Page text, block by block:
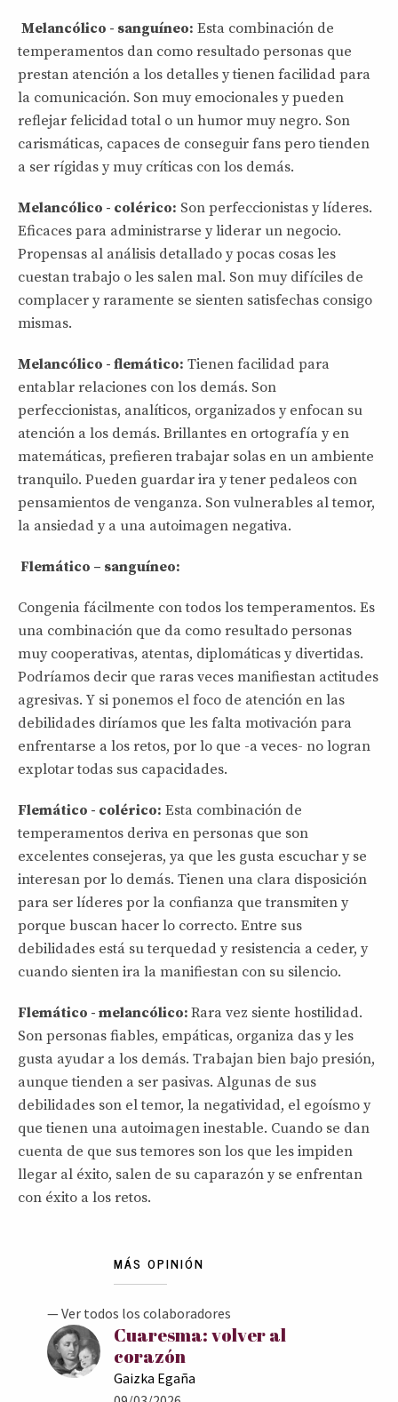
Melancólico - sanguíneo: Esta combinación de
temperamentos dan como resultado personas que
prestan atención a los detalles y tienen facilidad para
la comunicación. Son muy emocionales y pueden
reflejar felicidad total o un humor muy negro. Son
carismáticas, capaces de conseguir fans pero tienden
a ser rígidas y muy críticas con los demás.
Melancólico - colérico: Son perfeccionistas y líderes.
Eficaces para administrarse y liderar un negocio.
Propensas al análisis detallado y pocas cosas les
cuestan trabajo o les salen mal. Son muy difíciles de
complacer y raramente se sienten satisfechas consigo
mismas.
Melancólico - flemático: Tienen facilidad para
entablar relaciones con los demás. Son
perfeccionistas, analíticos, organizados y enfocan su
atención a los demás. Brillantes en ortografía y en
matemáticas, prefieren trabajar solas en un ambiente
tranquilo. Pueden guardar ira y tener pedaleos con
pensamientos de venganza. Son vulnerables al temor,
la ansiedad y a una autoimagen negativa.
Flemático – sanguíneo:
Congenia fácilmente con todos los temperamentos. Es
una combinación que da como resultado personas
muy cooperativas, atentas, diplomáticas y divertidas.
Podríamos decir que raras veces manifiestan actitudes
agresivas. Y si ponemos el foco de atención en las
debilidades diríamos que les falta motivación para
enfrentarse a los retos, por lo que -a veces- no logran
explotar todas sus capacidades.
Flemático - colérico: Esta combinación de
temperamentos deriva en personas que son
excelentes consejeras, ya que les gusta escuchar y se
interesan por lo demás. Tienen una clara disposición
para ser líderes por la confianza que transmiten y
porque buscan hacer lo correcto. Entre sus
debilidades está su terquedad y resistencia a ceder, y
cuando sienten ira la manifiestan con su silencio.
Flemático - melancólico: Rara vez siente hostilidad.
Son personas fiables, empáticas, organiza das y les
gusta ayudar a los demás. Trabajan bien bajo presión,
aunque tienden a ser pasivas. Algunas de sus
debilidades son el temor, la negatividad, el egoísmo y
que tienen una autoimagen inestable. Cuando se dan
cuenta de que sus temores son los que les impiden
llegar al éxito, salen de su caparazón y se enfrentan
con éxito a los retos.
MÁS OPINIÓN
Cuaresma: volver al
corazón
Gaizka Egaña
— Ver todos los colaboradores